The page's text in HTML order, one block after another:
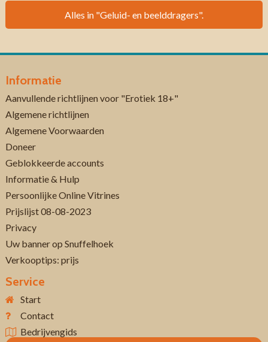
Alles in "Geluid- en beelddragers".
Informatie
Aanvullende richtlijnen voor "Erotiek 18+"
Algemene richtlijnen
Algemene Voorwaarden
Doneer
Geblokkeerde accounts
Informatie & Hulp
Persoonlijke Online Vitrines
Prijslijst 08-08-2023
Privacy
Uw banner op Snuffelhoek
Verkooptips: prijs
Service
Start
Contact
Bedrijvengids